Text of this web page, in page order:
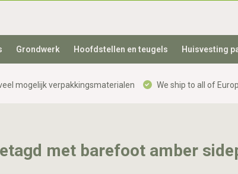
Grondwerk Hoofdstellen en teugels Huisvesting
mogelijk verpakkingsmaterialen We ship to all of
met barefoot amber